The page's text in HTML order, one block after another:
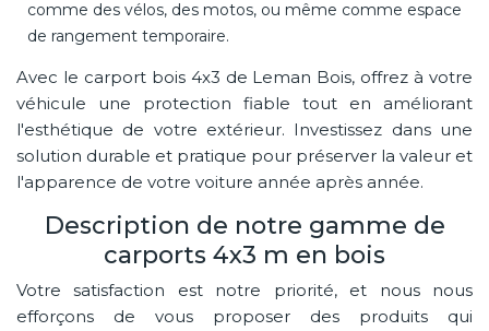
comme des vélos, des motos, ou même comme espace
de rangement temporaire.
Avec le carport bois 4x3 de Leman Bois, offrez à votre
véhicule une protection fiable tout en améliorant
l'esthétique de votre extérieur. Investissez dans une
solution durable et pratique pour préserver la valeur et
l'apparence de votre voiture année après année.
Description de notre gamme de
carports 4x3 m en bois
Votre satisfaction est notre priorité, et nous nous
efforçons de vous proposer des produits qui